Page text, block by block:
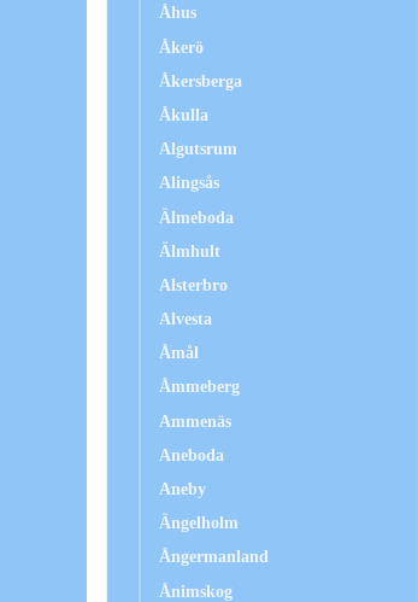
Åhus
Åkerö
Åkersberga
Åkulla
Algutsrum
Alingsås
Älmeboda
Älmhult
Alsterbro
Alvesta
Åmål
Åmmeberg
Ammenäs
Aneboda
Aneby
Ängelholm
Ångermanland
Ånimskog